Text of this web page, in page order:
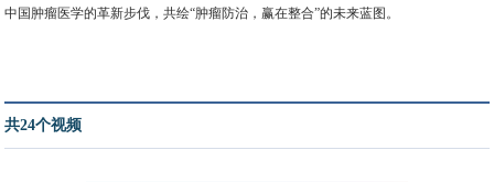
中国肿瘤医学的革新步伐，共绘“肿瘤防治，赢在整合”的未来蓝图。
共24个视频